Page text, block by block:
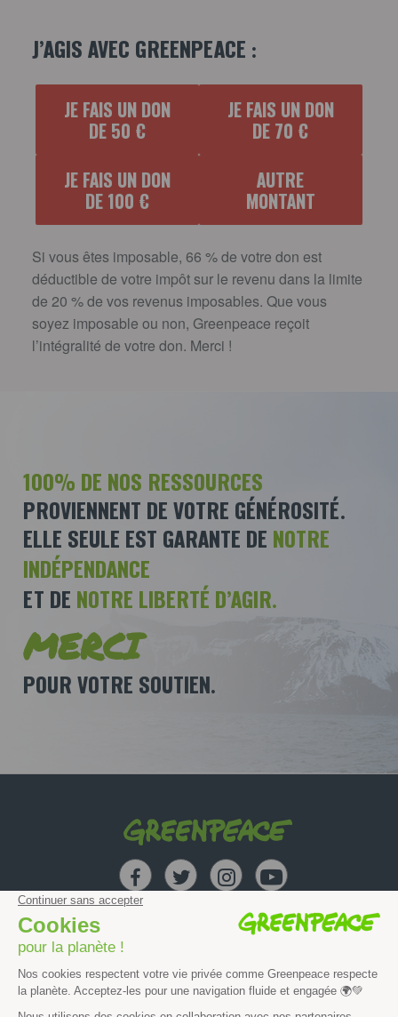
J’AGIS AVEC GREENPEACE :
JE FAIS UN DON
DE 50 €
JE FAIS UN DON
DE 70 €
JE FAIS UN DON
DE 100 €
AUTRE
MONTANT
Si vous êtes imposable, 66 % de votre don est
déductible de votre impôt sur le revenu dans la limite
de 20 % de vos revenus imposables. Que vous
soyez imposable ou non, Greenpeace reçoit
l’intégralité de votre don. Merci !
100% DE NOS RESSOURCES
PROVIENNENT DE VOTRE GÉNÉROSITÉ.
ELLE SEULE EST GARANTE DE NOTRE
INDÉPENDANCE
ET DE NOTRE LIBERTÉ D’AGIR.
MERCI
POUR VOTRE SOUTIEN.
Greenpeace
facebooktwitterinstagramyoutube
OCÉAN CLIMAT
AGRICULTURE ÉNERGIE